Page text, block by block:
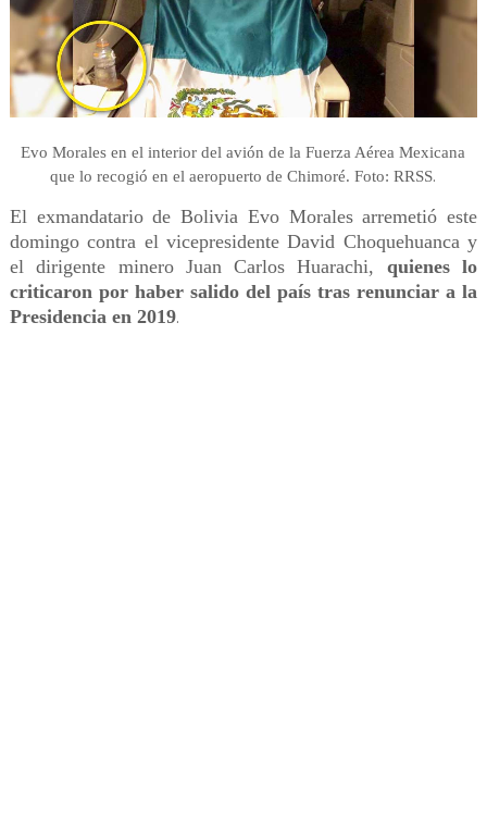
Evo Morales en el interior del avión de la Fuerza Aérea Mexicana
que lo recogió en el aeropuerto de Chimoré. Foto: RRSS.
El exmandatario de Bolivia Evo Morales arremetió este
domingo contra el vicepresidente David Choquehuanca y
el dirigente minero Juan Carlos Huarachi, quienes lo
criticaron por haber salido del país tras renunciar a la
Presidencia en 2019.